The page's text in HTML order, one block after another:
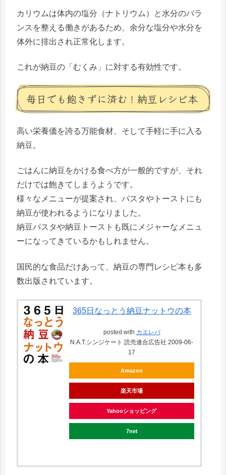
カリウムは体内の塩分（ナトリウム）と水分のバラ
ンスを整える働きがあるため、余分な塩分や水分を
体外に排出され正常化します。
これが納豆の「むくみ」に対する有効性です。
毎日でも飽きずに済む！納豆レシピ本
高い栄養価を誇る万能食材、そして手軽に手に入る
納豆。
ごはんに納豆をかける食べ方が一般的ですが、それ
だけでは飽きてしまうようです。
様々なメニューが提案され、パスタやトーストにも
納豆が使われるようになりました。
納豆パスタや納豆トーストも既にメジャーなメニュ
ーになってきているかもしれません。
国民的な食品だけあって、納豆の専門レシピ本も多
数出版されています。
365日なっとう納豆ナットウの本
posted with カエレバ
N.A.T.シンジケート 読売連合広告社 2009-06-
17
Amazon
楽天市場
Yahooショッピング
7net